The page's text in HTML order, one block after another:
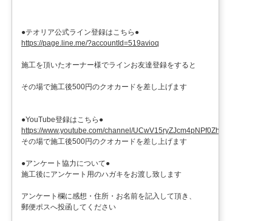
●テオリア公式ライン登録はこちら●
https://page.line.me/?accountId=519avioq
施工を頂いたオーナー様でラインお友達登録をすると
その場で施工後500円のクオカードを差し上げます
●YouTube登録はこちら●
https://www.youtube.com/channel/UCwV15ryZJcm4pNPf0ZhXu9g
その場で施工後500円のクオカードを差し上げます
●アンケート協力について●
施工後にアンケート用のハガキをお渡し致します
アンケート欄に感想・住所・お名前を記入して頂き、
郵便ポスへ投函してください